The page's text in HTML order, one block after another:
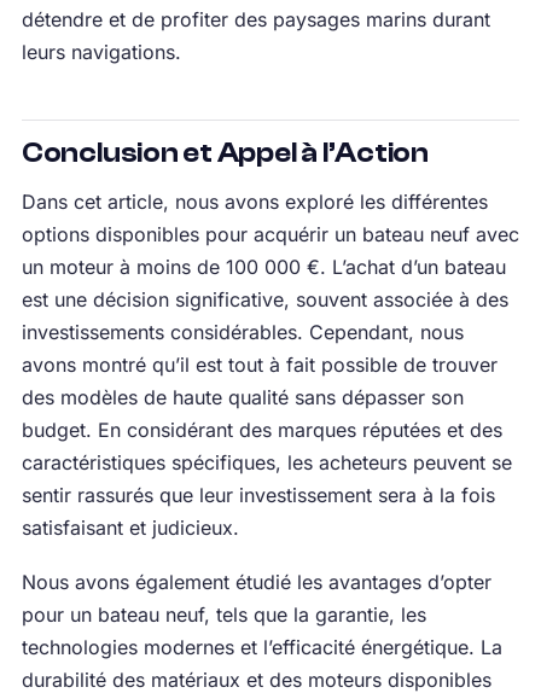
détendre et de profiter des paysages marins durant
leurs navigations.
Conclusion et Appel à l’Action
Dans cet article, nous avons exploré les différentes
options disponibles pour acquérir un bateau neuf avec
un moteur à moins de 100 000 €. L’achat d’un bateau
est une décision significative, souvent associée à des
investissements considérables. Cependant, nous
avons montré qu’il est tout à fait possible de trouver
des modèles de haute qualité sans dépasser son
budget. En considérant des marques réputées et des
caractéristiques spécifiques, les acheteurs peuvent se
sentir rassurés que leur investissement sera à la fois
satisfaisant et judicieux.
Nous avons également étudié les avantages d’opter
pour un bateau neuf, tels que la garantie, les
technologies modernes et l’efficacité énergétique. La
durabilité des matériaux et des moteurs disponibles